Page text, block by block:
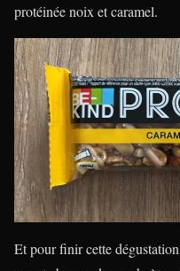
protéinée noix et caramel.
Et pour finir cette